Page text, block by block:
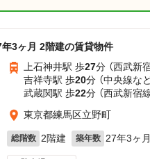
3ヶ月 2階建の賃貸物件
上石神井駅 歩27分 （西武新宿
吉祥寺駅 歩20分 （中央線な
武蔵関駅 歩22分 （西武新宿線
東京都練馬区立野町
総階数 2階建 築年数 27年3ヶ月